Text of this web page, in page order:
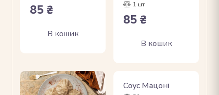
85 ₴
В кошик
1 шт
85 ₴
В кошик
Соус Мацоні